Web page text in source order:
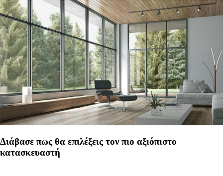
Διάβασε πως θα επιλέξεις τον πιο αξιόπιστο
κατασκευαστή